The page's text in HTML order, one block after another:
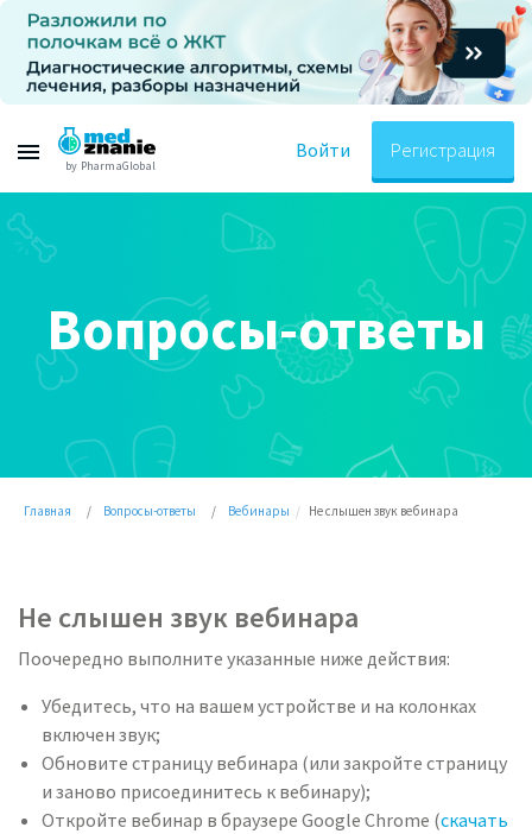
by PharmaGlobal
Войти Регистрация
Вопросы-ответы
Главная Вопросы-ответы Вебинары Не слышен звук вебинара
Не слышен звук вебинара
Поочередно выполните указанные ниже действия:
Убедитесь, что на вашем устройстве и на колонках
включен звук;
Обновите страницу вебинара (или закройте страницу
и заново присоединитесь к вебинару);
Откройте вебинар в браузере Google Chromе (скачать